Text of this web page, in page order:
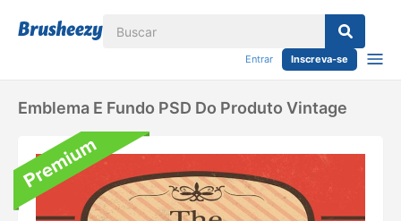
Entrar Inscreva-se
Emblema E Fundo PSD Do Produto Vintage